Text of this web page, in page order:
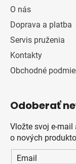
O nás
Doprava a platba
Servis pruženia
Kontakty
Obchodné
Odoberať
Vložte svoj e-
o nových
Email